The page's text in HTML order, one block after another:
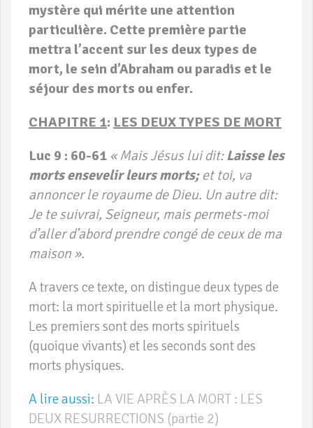
mystère qui mérite une attention
particulière. Cette première partie
mettra l’accent sur les deux types de
mort, le sein d’Abraham ou paradis et le
séjour des morts ou enfer.
CHAPITRE 1: LES DEUX TYPES DE MORT
Luc 9 : 60-61 « Mais Jésus lui dit: Laisse les
morts ensevelir leurs morts;et toi, va
annoncer le royaume de Dieu. Un autre dit:
Je te suivrai, Seigneur, mais permets-moi
d’aller d’abord prendre congé de ceux de ma
maison ».
A travers ce texte, on distingue deux types de
mort: la mort spirituelle et la mort physique.
Les premiers sont des morts spirituels
(quoique vivants) et les seconds sont des
morts physiques.
A lire aussi: LA VIE APRÈS LA MORT : LES
DEUX RESURRECTIONS (partie 2)